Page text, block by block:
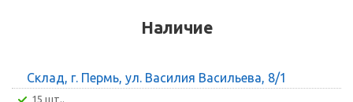
Наличие
Склад, г. Пермь, ул. Василия Васильева, 8/1
15 шт..